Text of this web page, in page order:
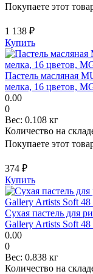
Покупаете этот
1 138 ₽
Купить
Пастель масляная
мелка, 16 цветов,
0.00
0
Вес: 0.108 кг
Количество на
Покупаете этот
374 ₽
Купить
Сухая пастель для
Gallery Artists Soft
0.00
0
Вес: 0.838 кг
Количество на